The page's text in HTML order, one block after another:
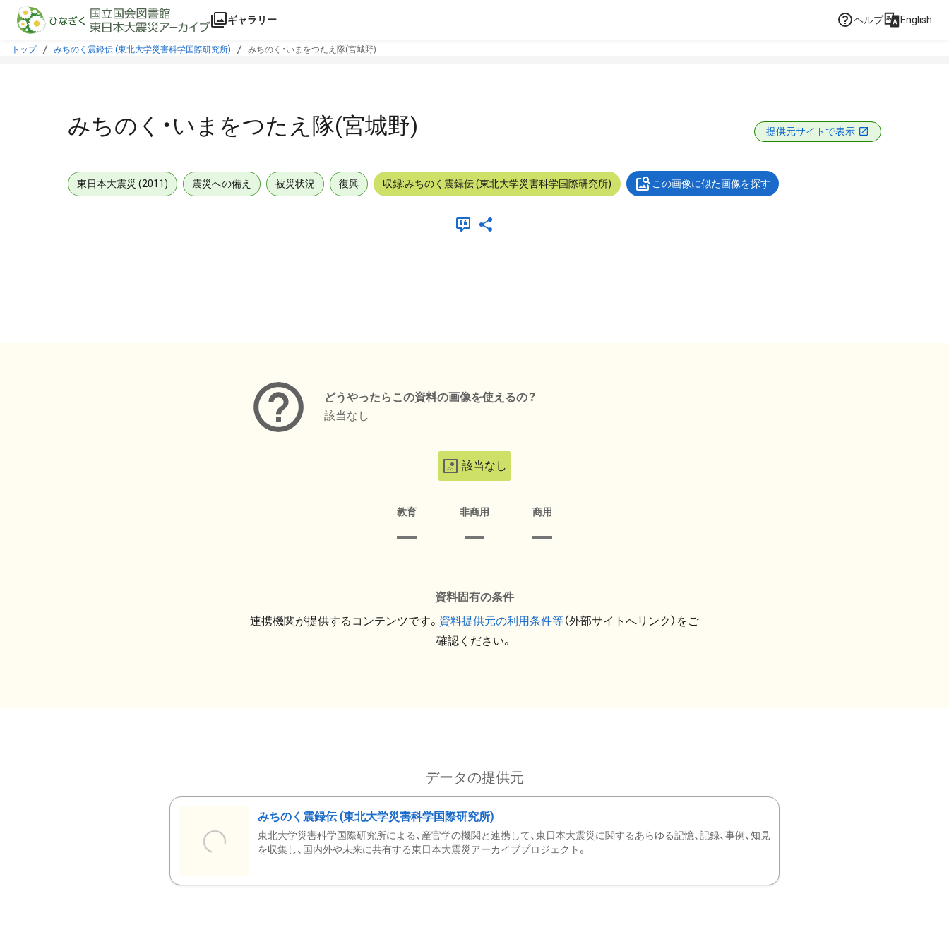
本文に飛ぶ
ギャラリー ヘルプ English
トップ みちのく震録伝 (東北大学災害科学国際研究所) みちのく・いまをつたえ隊(宮城野)
みちのく・いまをつたえ隊(宮城野) 提供元サイトで表示
東日本大震災 (2011) 震災への備え 被災状況 復興 収録:みちのく震録伝 (東北大学災害科学国際研究所) この画像に似た画像を探す
どうやったらこの資料の画像を使えるの？
該当なし
該当なし
教育 非商用 商用
資料固有の条件
連携機関が提供するコンテンツです。 資料提供元の利用条件等（外部サイトへリンク）をご
確認ください。
データの提供元
みちのく震録伝 (東北大学災害科学国際研究所)
東北大学災害科学国際研究所による、産官学の機関と連携して、東日本大震災に関するあらゆる記憶、記録、事例、知見
を収集し、国内外や未来に共有する東日本大震災アーカイブプロジェクト。